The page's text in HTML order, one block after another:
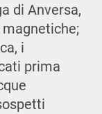
di Anversa,
i
prima